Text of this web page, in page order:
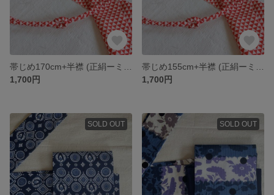
1,700円
1,700円
SOLD OUT SOLD OUT